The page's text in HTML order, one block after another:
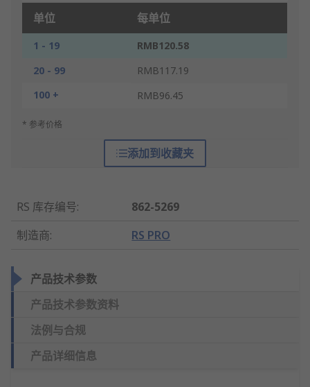
单位 每单位
1 - 19
RMB120.58
20 - 99
RMB117.19
100 +
RMB96.45
* 参考价格
添加到收藏夹
RS 库存编号:
862-5269
制造商: RS PRO
产品技术参数
产品技术参数资料
法例与合规
产品详细信息